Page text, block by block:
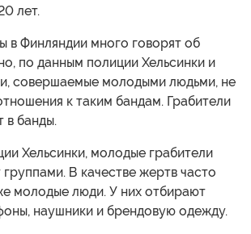
лет.
в Финляндии много говорят об
по данным полиции Хельсинки и
совершаемые молодыми людьми, не
к таким бандам. Грабители
в банды.
Хельсинки, молодые грабители
В качестве жертв часто
молодые люди. У них отбирают
наушники и брендовую одежду.